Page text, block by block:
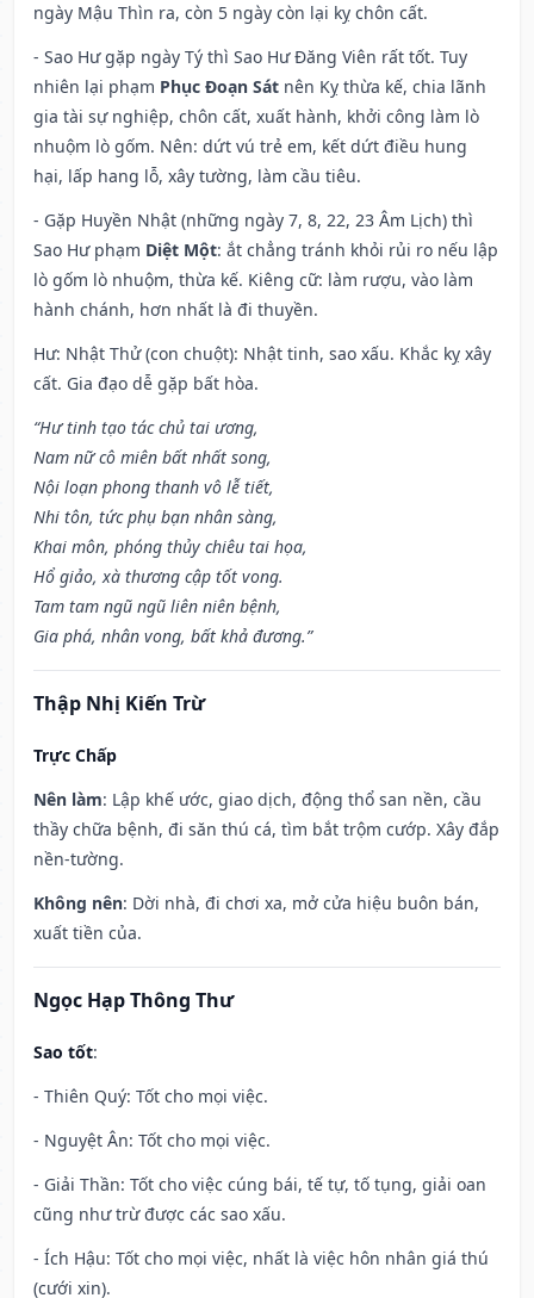
ngày Mậu Thìn ra, còn 5 ngày còn lại kỵ chôn cất.
- Sao Hư gặp ngày Tý thì Sao Hư Đăng Viên rất tốt. Tuy
nhiên lại phạm Phục Đoạn Sát nên Kỵ thừa kế, chia lãnh
gia tài sự nghiệp, chôn cất, xuất hành, khởi công làm lò
nhuộm lò gốm. Nên: dứt vú trẻ em, kết dứt điều hung
hại, lấp hang lỗ, xây tường, làm cầu tiêu.
- Gặp Huyền Nhật (những ngày 7, 8, 22, 23 Âm Lịch) thì
Sao Hư phạm Diệt Một: ắt chẳng tránh khỏi rủi ro nếu lập
lò gốm lò nhuộm, thừa kế. Kiêng cữ: làm rượu, vào làm
hành chánh, hơn nhất là đi thuyền.
Hư: Nhật Thử (con chuột): Nhật tinh, sao xấu. Khắc kỵ xây
cất. Gia đạo dễ gặp bất hòa.
“Hư tinh tạo tác chủ tai ương,
Nam nữ cô miên bất nhất song,
Nội loạn phong thanh vô lễ tiết,
Nhi tôn, tức phụ bạn nhân sàng,
Khai môn, phóng thủy chiêu tai họa,
Hổ giảo, xà thương cập tốt vong.
Tam tam ngũ ngũ liên niên bệnh,
Gia phá, nhân vong, bất khả đương.”
Thập Nhị Kiến Trừ
Trực Chấp
Nên làm: Lập khế ước, giao dịch, động thổ san nền, cầu
thầy chữa bệnh, đi săn thú cá, tìm bắt trộm cướp. Xây đắp
nền-tường.
Không nên: Dời nhà, đi chơi xa, mở cửa hiệu buôn bán,
xuất tiền của.
Ngọc Hạp Thông Thư
Sao tốt:
- Thiên Quý: Tốt cho mọi việc.
- Nguyệt Ân: Tốt cho mọi việc.
- Giải Thần: Tốt cho việc cúng bái, tế tự, tố tụng, giải oan
cũng như trừ được các sao xấu.
- Ích Hậu: Tốt cho mọi việc, nhất là việc hôn nhân giá thú
(cưới xin).